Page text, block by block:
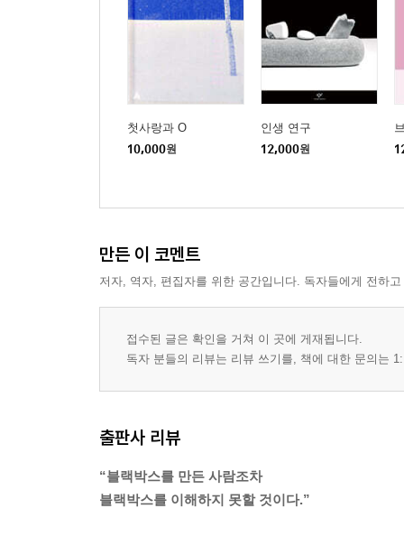
첫사랑과 O
10,000원
인생 연구
12,000원
만든 이 코멘트
저자, 역자, 편집자를 위한 공간입니다. 독자들에게 전하
접수된 글은 확인을 거쳐 이 곳에 게재됩니다.
독자 분들의 리뷰는 리뷰 쓰기를, 책에 대한 문의는
출판사 리뷰
“블랙박스를 만든 사람조차
블랙박스를 이해하지 못할 것이다.”